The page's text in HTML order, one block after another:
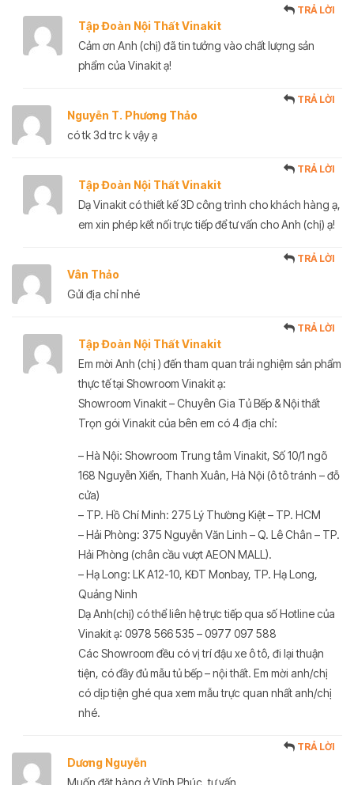
Tập Đoàn Nội Thất Vinakit
TRẢ LỜI
Cảm ơn Anh (chị) đã tin tưởng vào chất lượng sản
phẩm của Vinakit ạ!
Nguyễn T. Phương Thảo
TRẢ LỜI
có tk 3d trc k vậy ạ
Tập Đoàn Nội Thất Vinakit
TRẢ LỜI
Dạ Vinakit có thiết kế 3D công trình cho khách hàng ạ,
em xin phép kết nối trực tiếp để tư vấn cho Anh (chị) ạ!
Vân Thảo
TRẢ LỜI
Gửi địa chỉ nhé
Tập Đoàn Nội Thất Vinakit
TRẢ LỜI
Em mời Anh (chị ) đến tham quan trải nghiệm sản phẩm
thực tế tại Showroom Vinakit ạ:
Showroom Vinakit – Chuyên Gia Tủ Bếp & Nội thất
Trọn gói Vinakit của bên em có 4 địa chỉ:
– Hà Nội: Showroom Trung tâm Vinakit, Số 10/1 ngõ
168 Nguyễn Xiển, Thanh Xuân, Hà Nội (ô tô tránh – đỗ
cửa)
– TP. Hồ Chí Minh: 275 Lý Thường Kiệt – TP. HCM
– Hải Phòng: 375 Nguyễn Văn Linh – Q. Lê Chân – TP.
Hải Phòng (chân cầu vượt AEON MALL).
– Hạ Long: LK A12-10, KĐT Monbay, TP. Hạ Long,
Quảng Ninh
Dạ Anh(chị) có thể liên hệ trực tiếp qua số Hotline của
Vinakit ạ: 0978 566 535 – 0977 097 588
Các Showroom đều có vị trí đậu xe ô tô, đi lại thuận
tiện, có đầy đủ mẫu tủ bếp – nội thất. Em mời anh/chị
có dịp tiện ghé qua xem mẫu trực quan nhất anh/chị
nhé.
Dương Nguyễn
TRẢ LỜI